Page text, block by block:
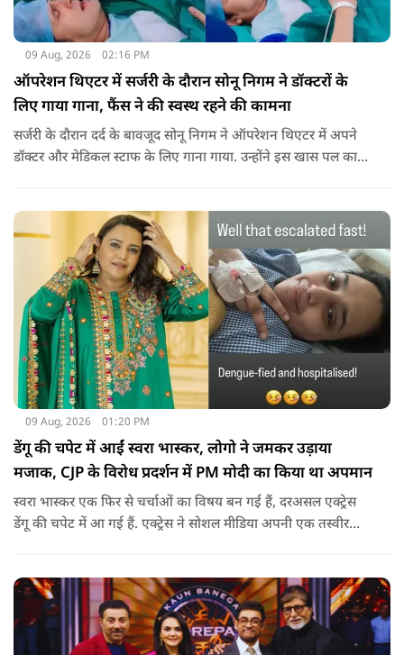
09 Aug, 2026 02:16 PM
ऑपरेशन थिएटर में सर्जरी के दौरान सोनू निगम ने डॉक्टरों के
लिए गाया गाना, फैंस ने की स्वस्थ रहने की कामना
सर्जरी के दौरान दर्द के बावजूद सोनू निगम ने ऑपरेशन थिएटर में अपने
डॉक्टर और मेडिकल स्टाफ के लिए गाना गाया. उन्होंने इस खास पल का
09 Aug, 2026 01:20 PM
डेंगू की चपेट में आईं स्वरा भास्कर, लोगो ने जमकर उड़ाया
मजाक, CJP के विरोध प्रदर्शन में PM मोदी का किया था अपमान
स्वरा भास्कर एक फिर से चर्चाओं का विषय बन गई हैं, दरअसल एक्ट्रेस
डेंगू की चपेट में आ गई हैं. एक्ट्रेस ने सोशल मीडिया अपनी एक तस्वीर